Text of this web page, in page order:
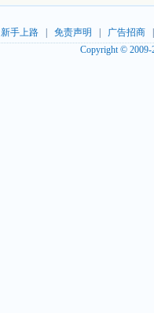
新手上路| 免责声明 广告招商
Copyright ©